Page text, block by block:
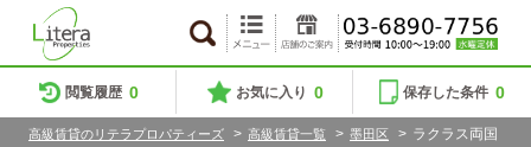
閲覧履歴 0 お気に入り 0 保存した条件 0
高級賃貸のリテラプロパティーズ > 高級賃貸一覧 > 墨田区 > ラクラス両国